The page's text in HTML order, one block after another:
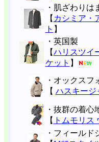
・肌ざわりは
【 カシミア・
ト 】
・英国製
【ハリスツイ
ケット 】
・オックスフ
【 ハスキージ
・抜群の着心
【 トムモリス
・フィールド